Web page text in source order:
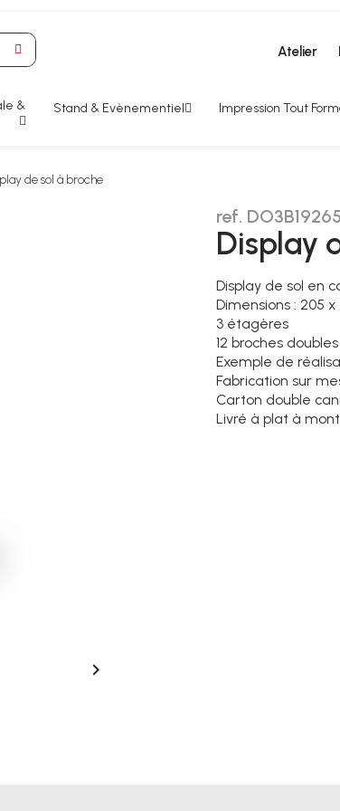
Atelier
& Stand & Evènementiel Impression Tout
de sol à broche

ref.
Display
Display de sol en
Dimensions : 205
3 étagères
12 broches doubles
Exemple de
Fabrication sur
Carton double
Livré à plat à